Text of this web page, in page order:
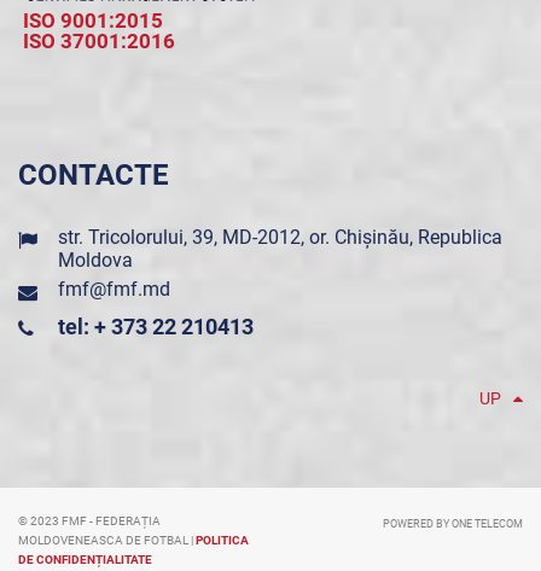
ISO 9001:2015
ISO 37001:2016
CONTACTE
str. Tricolorului, 39, MD-2012, or. Chișinău, Republica
Moldova
fmf@fmf.md
tel: + 373 22 210413
UP
© 2023 FMF - FEDERAȚIA
MOLDOVENEASCA DE FOTBAL |POLITICA
DE CONFIDENȚIALITATE
POWERED BY ONE TELECOM